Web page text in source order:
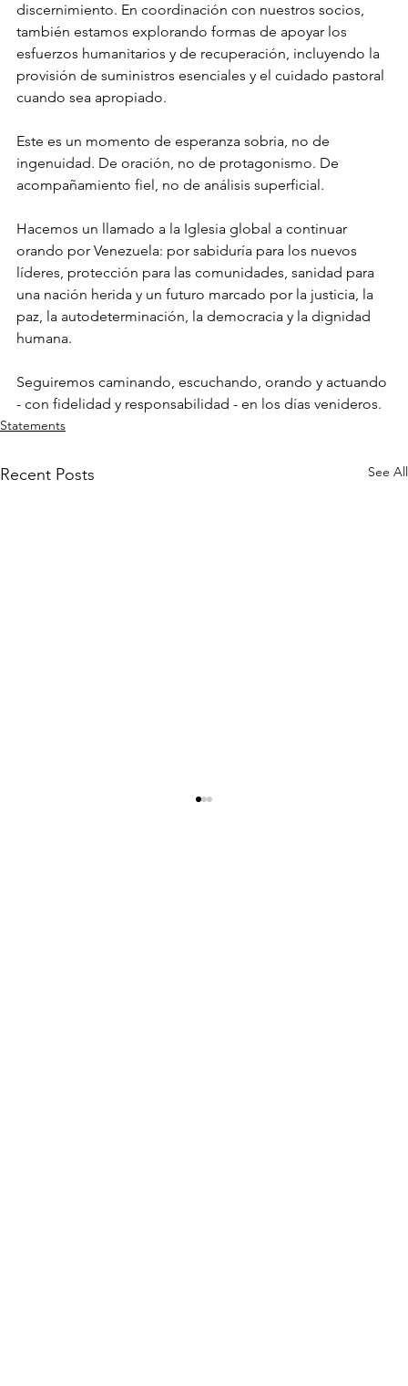
discernimiento. En coordinación con nuestros socios,
también estamos explorando formas de apoyar los
esfuerzos humanitarios y de recuperación, incluyendo la
provisión de suministros esenciales y el cuidado pastoral
cuando sea apropiado.
Este es un momento de esperanza sobria, no de
ingenuidad. De oración, no de protagonismo. De
acompañamiento fiel, no de análisis superficial.
Hacemos un llamado a la Iglesia global a continuar
orando por Venezuela: por sabiduría para los nuevos
líderes, protección para las comunidades, sanidad para
una nación herida y un futuro marcado por la justicia, la
paz, la autodeterminación, la democracia y la dignidad
humana.
Seguiremos caminando, escuchando, orando y actuando
- con fidelidad y responsabilidad - en los días venideros.
Statements
Recent Posts See All